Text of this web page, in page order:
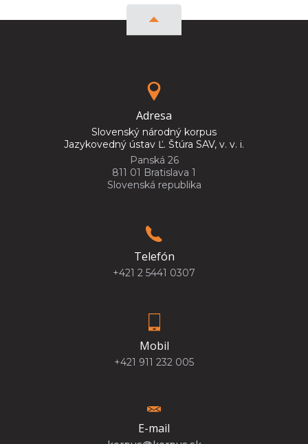
Adresa
Slovenský národný korpus
Jazykovedný ústav Ľ. Štúra SAV, v. v. i.
Panská 26
811 01 Bratislava 1
Slovenská republika
Telefón
+421 2 5441 0307
Mobil
+421 911 232 005
E-mail